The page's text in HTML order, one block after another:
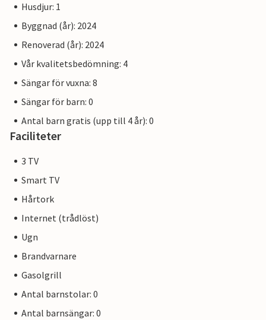
Husdjur: 1
Byggnad (år): 2024
Renoverad (år): 2024
Vår kvalitetsbedömning: 4
Sängar för vuxna: 8
Sängar för barn: 0
Antal barn gratis (upp till 4 år): 0
Faciliteter
3 TV
Smart TV
Hårtork
Internet (trådlöst)
Ugn
Brandvarnare
Gasolgrill
Antal barnstolar: 0
Antal barnsängar: 0